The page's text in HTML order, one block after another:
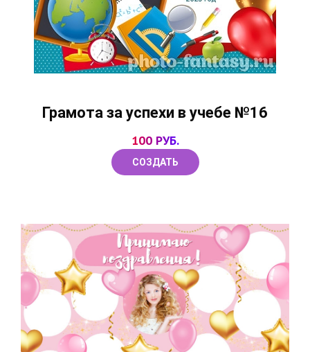
Грамота за успехи в учебе №16
100 РУБ.
СОЗДАТЬ